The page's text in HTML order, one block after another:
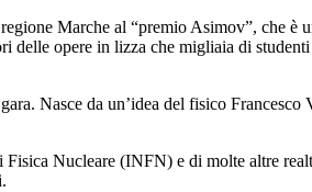
Marche al “premio Asimov”, che è
delle opere in lizza che migliaia di
Nasce da un’idea del fisico Francesco
Nucleare (INFN) e di molte altre